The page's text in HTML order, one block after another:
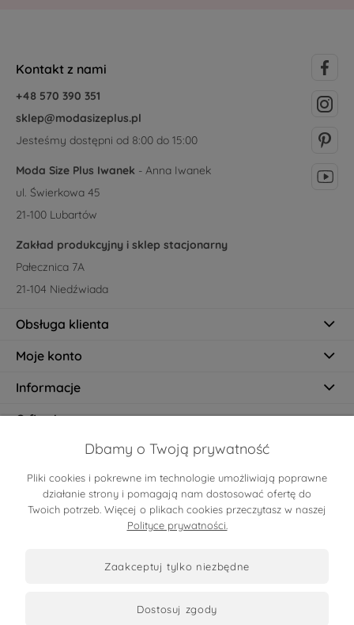
Kontakt z nami
+48 570 390 351
sklep@modasizeplus.pl
Jesteśmy dostępni od 8:00 do 15:00
Moda Size Plus Iwanek - Anna Iwanek
ul. Świerkowa 45
21-100 Lubartów
Zakład produkcyjny i sklep stacjonarny
Pałecznica 7A
21-104 Niedźwiada
Obsługa klienta
Moje konto
Informacje
O firmie
Certyfikaty
Dbamy o Twoją prywatność
Pliki cookies i pokrewne im technologie umożliwiają poprawne
działanie strony i pomagają nam dostosować ofertę do
Twoich potrzeb. Więcej o plikach cookies przeczytasz w naszej
Polityce prywatności.
zaakceptuj tylko niezbędne
dostosuj zgody